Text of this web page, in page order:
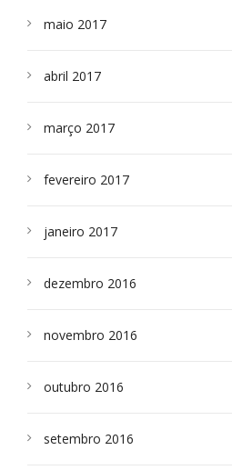
maio 2017
abril 2017
março 2017
fevereiro 2017
janeiro 2017
dezembro 2016
novembro 2016
outubro 2016
setembro 2016